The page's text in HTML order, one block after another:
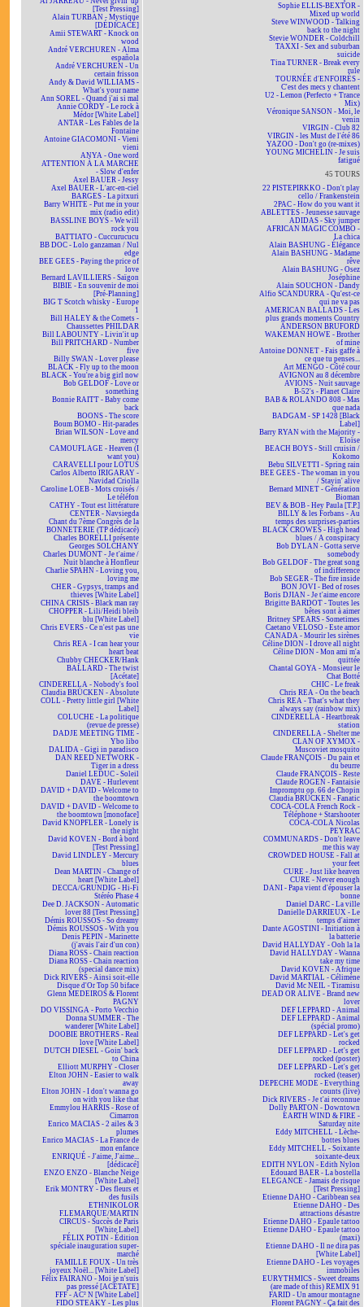
[Test Pressing]
Alain TURBAN - Mystique
[DÉDICACÉ]
Amii STEWART - Knock on
wood
André VERCHUREN - Alma
española
André VERCHUREN - Un
certain frisson
Andy & David WILLIAMS -
What's your name
Ann SOREL - Quand j'ai si mal
Annie CORDY - Le rock à
Médor [White Label]
ANTAR - Les Fables de la
Fontaine
Antoine GIACOMONI - Vieni
vieni
ANYA - One word
ATTENTION À LA MARCHE
- Slow d'enfer
Axel BAUER - Jessy
Axel BAUER - L'arc-en-ciel
BARGES - La pitxuri
Barry WHITE - Put me in your
mix (radio edit)
BASSLINE BOYS - We will
rock you
BATTIATO - Cuccurucucu
BB DOC - Lolo ganzaman / Nul
edge
BEE GEES - Paying the price of
love
Bernard LAVILLIERS - Saïgon
BIBIE - En souvenir de moi
[Pré-Planning]
BIG T Scotch whisky - Europe
1
Bill HALEY & the Comets -
Chaussettes PHILDAR
Bill LABOUNTY - Livin'it up
Bill PRITCHARD - Number
five
Billy SWAN - Lover please
BLACK - Fly up to the moon
BLACK - You're a big girl now
Bob GELDOF - Love or
something
Bonnie RAITT - Baby come
back
BOONS - The score
Boum BOMO - Hit-parades
Brian WILSON - Love and
mercy
CAMOUFLAGE - Heaven (I
want you)
CARAVELLI pour LOTUS
Carlos Alberto IRIGARAY -
Navidad Criolla
Caroline LOEB - Mots croisés /
Le téléfon
CATHY - Tout est littérature
CENTER - Navsiegda
Chant du 7ème Congrès de la
BONNETERIE (TP dédicacé)
Charles BORELLI présente
Georges SOLCHANY
Charles DUMONT - Je t'aime /
Nuit blanche à Honfleur
Charlie SPAHN - Loving you,
loving me
CHER - Gypsys, tramps and
thieves [White Label]
CHINA CRISIS - Black man ray
CHOPPER - Lili/Heidi bleib
blu [White Label]
Chris EVERS - Ce n'est pas une
vie
Chris REA - I can hear your
heart beat
Chubby CHECKER/Hank
BALLARD - The twist
[Acétate]
CINDERELLA - Nobody's fool
Claudia BRÜCKEN - Absolute
COLL - Pretty little girl [White
Label]
COLUCHE - La politique
(revue de presse)
DADJE MEETING TIME -
Ybo libo
DALIDA - Gigi in paradisco
DAN REED NETWORK -
Tiger in a dress
Daniel LEDUC - Soleil
DAVE - Hurlevent
DAVID + DAVID - Welcome to
the boomtown
DAVID + DAVID - Welcome to
the boomtown [monoface]
David KNOPFLER - Lonely is
the night
David KOVEN - Bord à bord
[Test Pressing]
David LINDLEY - Mercury
blues
Dean MARTIN - Change of
heart [White Label]
DECCA/GRUNDIG - Hi-Fi
Stéréo Phase 4
Dee D. JACKSON - Automatic
lover 88 [Test Pressing]
Démis ROUSSOS - So dreamy
Démis ROUSSOS - With you
Denis PEPIN - Marinette
(j'avais l'air d'un con)
Diana ROSS - Chain reaction
Diana ROSS - Chain reaction
(special dance mix)
Dick RIVERS - Ainsi soit-elle
Disque d'Or Top 50 biface
Glenn MEDEIROS & Florent
PAGNY
DO VISSINGA - Porto Vecchio
Donna SUMMER - The
wanderer [White Label]
DOOBIE BROTHERS - Real
love [White Label]
DUTCH DIESEL - Goin' back
to China
Elliott MURPHY - Closer
Elton JOHN - Easier to walk
away
Elton JOHN - I don't wanna go
on with you like that
Emmylou HARRIS - Rose of
Cimarron
Enrico MACIAS - 2 ailes & 3
plumes
Enrico MACIAS - La France de
mon enfance
ENRIQUÉ - J'aime, J'aime...
[dédicacé]
ENZO ENZO - Blanche Neige
[White Label]
Erik MONTRY - Des fleurs et
des fusils
ETHNIKOLOR
F.LEMARQUE/MARTIN
CIRCUS - Succès de Paris
[White Label]
FÉLIX POTIN - Édition
spéciale inauguration super-
marché
FAMILLE FOUX - Un très
joyeux Noël... [White Label]
Félix FAIRANO - Moi je n'suis
pas pressé [ACÉTATE]
FFF - AC² N [White Label]
FIDO STEAKY - Les plus
Sophie ELLIS-BEXTOR -
Mixed up world
Steve WINWOOD - Talking
back to the night
Stevie WONDER - Coldchill
TAXXI - Sex and suburban
suicide
Tina TURNER - Break every
rule
TOURNÉE d'ENFOIRÉS -
C'est des mecs y chantent
U2 - Lemon (Perfecto + Trance
Mix)
Véronique SANSON - Moi, le
venin
VIRGIN - Club 82
VIRGIN - les Must de l'été 86
YAZOO - Don't go (re-mixes)
YOUNG MICHELIN - Je suis
fatigué
45 TOURS
22 PISTEPIRKKO - Don't play
cello / Frankenstein
2PAC - How do you want it
ABLETTES - Jeunesse sauvage
ADIDAS - Sky jumper
AFRICAN MAGIC COMBO -
La chica
Alain BASHUNG - Élégance
Alain BASHUNG - Madame
rêve
Alain BASHUNG - Osez
Joséphine
Alain SOUCHON - Dandy
Alfio SCANDURRA - Qu'est-ce
qui ne va pas
AMERICAN BALLADS - Les
plus grands moments Country
ANDERSON BRUFORD
WAKEMAN HOWE - Brother
of mine
Antoine DONNET - Fais gaffe à
ce que tu penses...
Art MENGO - Côté cour
AVIGNON au 8 décembre
AVIONS - Nuit sauvage
B-52's - Planet Claire
BAB & ROLANDO 808 - Mas
que nada
BADGAM - SP 1428 [Black
Label]
Barry RYAN with the Majority -
Eloïse
BEACH BOYS - Still cruisin /
Kokomo
Bebu SILVETTI - Spring rain
BEE GEES - The woman in you
/ Stayin' alive
Bernard MINET - Génération
Bioman
BEV & BOB - Hey Paula [T.P.]
BILLY & les Forbans - Au
temps des surprises-parties
BLACK CROWES - High head
blues / A conspiracy
Bob DYLAN - Gotta serve
somebody
Bob GELDOF - The great song
of indifference
Bob SEGER - The fire inside
BON JOVI - Bed of roses
Boris DJIAN - Je t'aime encore
Brigitte BARDOT - Toutes les
bêtes sont à aimer
Britney SPEARS - Sometimes
Caetano VELOSO - Este amor
CANADA - Mourir les sirènes
Céline DION - I drove all night
Céline DION - Mon ami m'a
quittée
Chantal GOYA - Monsieur le
Chat Botté
CHIC - Le freak
Chris REA - On the beach
Chris REA - That's what they
always say (rainbow mix)
CINDERELLA - Heartbreak
station
CINDERELLA - Shelter me
CLAN OF XYMOX -
Muscoviet mosquito
Claude FRANÇOIS - Du pain et
du beurre
Claude FRANÇOIS - Reste
Claude ROGEN - Fantaisie
Impromptu op. 66 de Chopin
Claudia BRÜCKEN - Fanatic
COCA-COLA French Rock -
Téléphone + Starshooter
COCA-COLA Nicolas
PEYRAC
COMMUNARDS - Don't leave
me this way
CROWDED HOUSE - Fall at
your feet
CURE - Just like heaven
CURE - Never enough
DANI - Papa vient d'épouser la
bonne
Daniel DARC - La ville
Danielle DARRIEUX - Le
temps d'aimer
Dante AGOSTINI - Initiation à
la batterie
David HALLYDAY - Ooh la la
David HALLYDAY - Wanna
take my time
David KOVEN - Afrique
David MARTIAL - Célimène
David Mc NEIL - Tiramisu
DEAD OR ALIVE - Brand new
lover
DEF LEPPARD - Animal
DEF LEPPARD - Animal
(spécial promo)
DEF LEPPARD - Let's get
rocked
DEF LEPPARD - Let's get
rocked (poster)
DEF LEPPARD - Let's get
rocked (teaser)
DEPECHE MODE - Everything
counts (live)
Dick RIVERS - Je t'ai reconnue
Dolly PARTON - Downtown
EARTH WIND & FIRE -
Saturday nite
Eddy MITCHELL - Lèche-
bottes blues
Eddy MITCHELL - Soixante
soixante-deux
EDITH NYLON - Edith Nylon
Edouard BAER - La bostella
ELEGANCE - Jamais de risque
[Test Pressing]
Etienne DAHO - Caribbean sea
Etienne DAHO - Des
attractions désastre
Etienne DAHO - Epaule tattoo
Etienne DAHO - Epaule tattoo
(maxi)
Etienne DAHO - Il ne dira pas
[White Label]
Etienne DAHO - Les voyages
immobiles
EURYTHMICS - Sweet dreams
(are made of this) REMIX 91
FARID - Un amour montagne
Florent PAGNY - Ça fait des